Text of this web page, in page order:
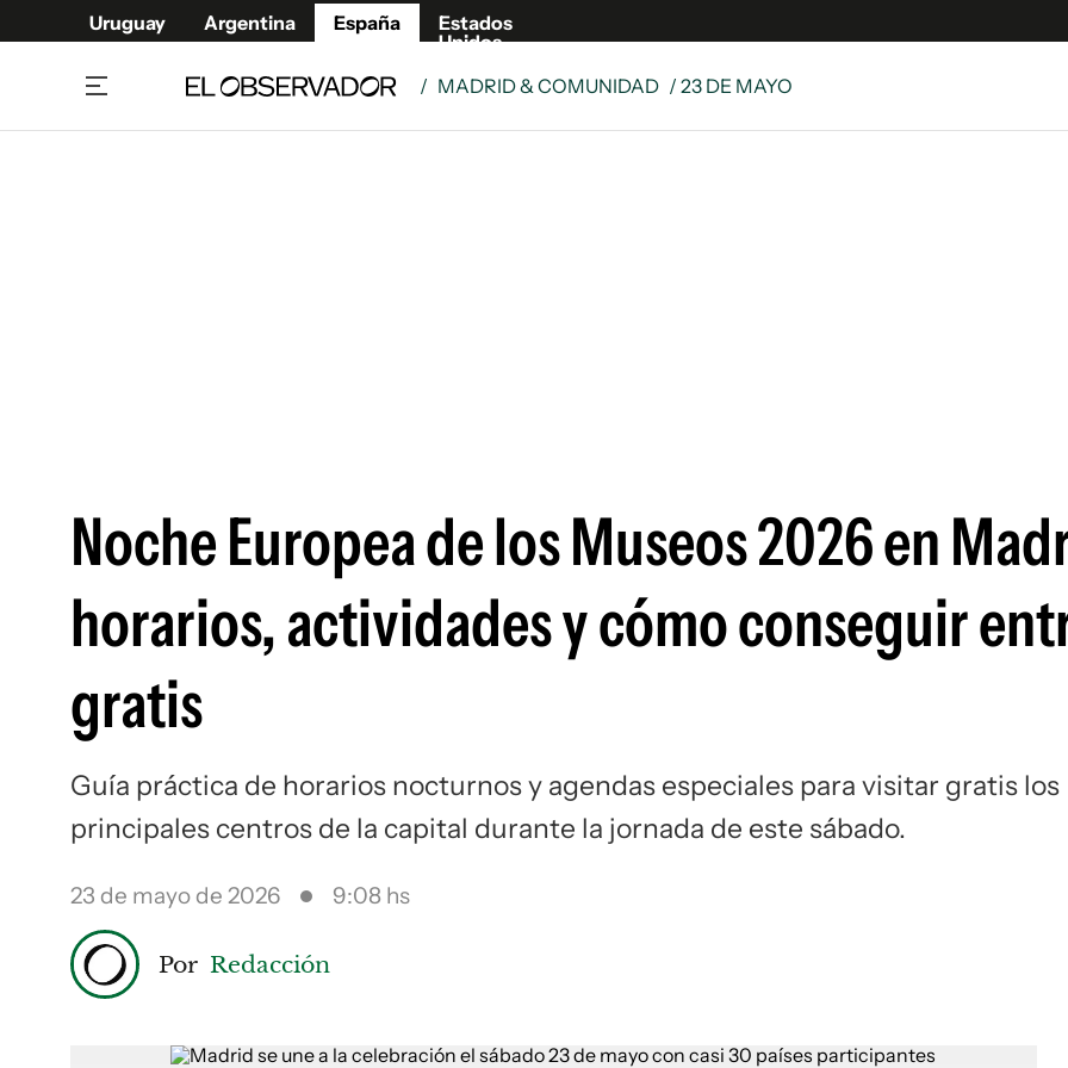
Uruguay Argentina España
Estados
Unidos
/ MADRID & COMUNIDAD / 23 DE MAYO
Noche Europea de los Museos 2026 en
horarios, actividades y cómo conseguir
gratis
Guía práctica de horarios nocturnos y agendas especiales para visitar gratis los
principales centros de la capital durante la jornada de este sábado.
23 de mayo de 2026 9:08 hs
Por Redacción